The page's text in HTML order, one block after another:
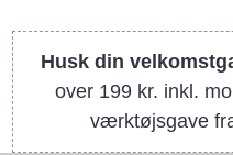
Husk din
over 199 kr. inkl.
værktøjsgave